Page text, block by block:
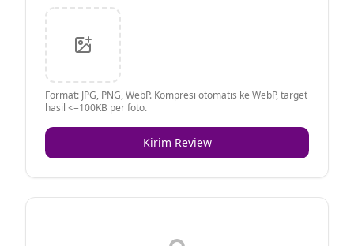
Format: JPG, PNG, WebP. Kompresi otomatis ke WebP, target
hasil <=100KB per foto.
Kirim Review